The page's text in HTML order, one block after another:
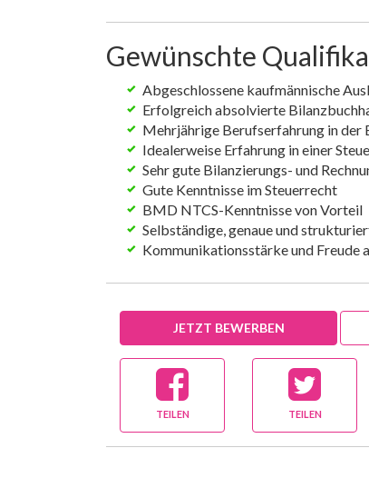
Gewünschte
Abgeschlossene kaufmännische
Erfolgreich absolvierte
Mehrjährige Berufserfahrung in der
Idealerweise Erfahrung in einer
Sehr gute Bilanzierungs- und
Gute Kenntnisse im Steuerrecht
BMD NTCS-Kenntnisse von Vorteil
Selbständige, genaue und
Kommunikationsstärke und Freude
JETZT BEWERBEN
TEILEN TEILEN